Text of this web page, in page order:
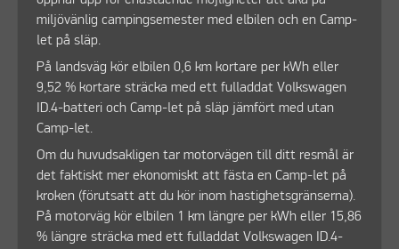
miljövänlig campingsemester med elbilen och en Camp-
let på släp.
På landsväg kör elbilen 0,6 km kortare per kWh eller
9,52 % kortare sträcka med ett fulladdat Volkswagen
ID.4-batteri och Camp-let på släp jämfört med utan
Camp-let.
Om du huvudsakligen tar motorvägen till ditt resmål är
det faktiskt mer ekonomiskt att fästa en Camp-let på
kroken (förutsatt att du kör inom hastighetsgränserna).
På motorväg kör elbilen 1 km längre per kWh eller 15,86
% längre sträcka med ett fulladdat Volkswagen ID.4-